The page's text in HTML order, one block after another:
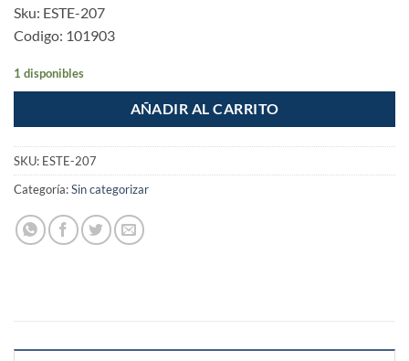
Sku: ESTE-207
Codigo: 101903
1 disponibles
AÑADIR AL CARRITO
SKU: ESTE-207
Categoría:Sin categorizar